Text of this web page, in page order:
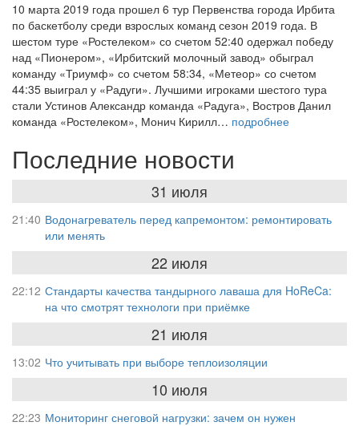
10 марта 2019 года прошел 6 тур Первенства города Ирбита
по баскетболу среди взрослых команд сезон 2019 года. В
шестом туре «Ростелеком» со счетом 52:40 одержал победу
над «Пионером», «Ирбитский молочный завод» обыграл
команду «Триумф» со счетом 58:34, «Метеор» со счетом
44:35 выиграл у «Радуги». Лучшими игроками шестого тура
стали Устинов Александр команда «Радуга», Востров Данил
команда «Ростелеком», Монич Кирилл… подробнее
Последние новости
31 июля
21:40 Водонагреватель перед капремонтом: ремонтировать
или менять
22 июля
22:12 Стандарты качества тандырного лаваша для HoReCa:
на что смотрят технологи при приёмке
21 июля
13:02 Что учитывать при выборе теплоизоляции
10 июля
22:23 Мониторинг снеговой нагрузки: зачем он нужен